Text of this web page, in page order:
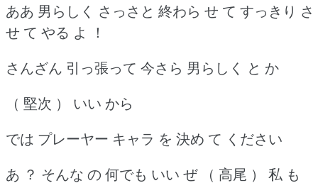
ああ 男らしく さっさと 終わら せ て すっきり さ
せ て やる よ ！
さんざん 引っ張って 今さら 男らしく と か
（ 堅次 ） いい から
では プレーヤー キャラ を 決め て ください
あ ？ そんな の 何でも いい ぜ （ 高尾 ） 私 も